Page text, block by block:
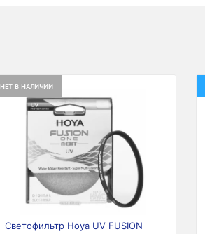
НЕТ В НАЛИЧИИ
Previous
Светофильтр Hoya UV FUSION